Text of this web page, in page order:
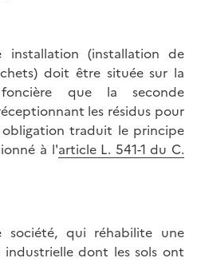
installation (installation de
doit être située sur la
que la seconde
les résidus pour
obligation traduit le principe
à l'article L. 541-1 du C.
société, qui réhabilite une
industrielle dont les sols ont